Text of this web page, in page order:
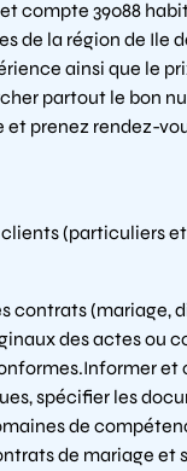
compte 39088
de la région de Ile
ainsi que le
partout le bon
prenez rendez-
clients (particuliers et
contrats (mariage,
des actes ou
et
spécifier les
de
de mariage et